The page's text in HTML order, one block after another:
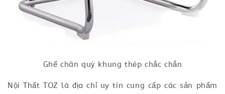
Ghế chân quỳ khung thép chắc chắn
Nội Thất TOZ là địa chỉ uy tín cung cấp các sản phẩm